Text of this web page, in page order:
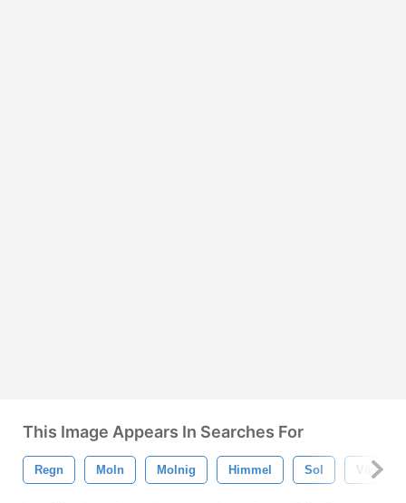
This Image Appears In Searches For
Regn Moln Molnig Himmel Sol Väder